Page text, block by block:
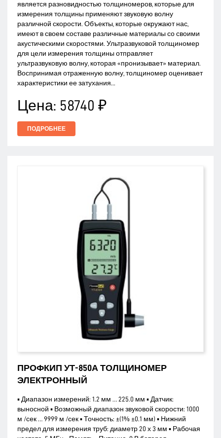
является разновидностью толщиномеров, которые для
измерения толщины применяют звуковую волну
различной скорости. Объекты, которые окружают нас,
имеют в своем составе различные материалы со своими
акустическими скоростями. Ультразвуковой толщиномер
для цели измерения толщины отправляет
ультразвуковую волну, которая «пронизывает» материал.
Воспринимая отраженную волну, толщиномер оценивает
характеристики ее затухания...
Цена: 58740 ₽
ПОДРОБНЕЕ
ПРОФКИП УТ-850А ТОЛЩИНОМЕР
ЭЛЕКТРОННЫЙ
▪ Диапазон измерений: 1.2 мм … 225.0 мм ▪ Датчик:
выносной ▪ Возможный диапазон звуковой скорости: 1000
м /сек … 9999 м /сек ▪ Точность: ±(1% ±0.1 мм) ▪ Нижний
предел для измерения труб: диаметр 20 х 3 мм ▪ Рабочая